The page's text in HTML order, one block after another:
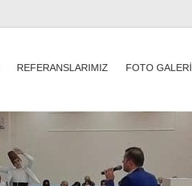
REFERANSLARIMIZ FOTO GALERİ